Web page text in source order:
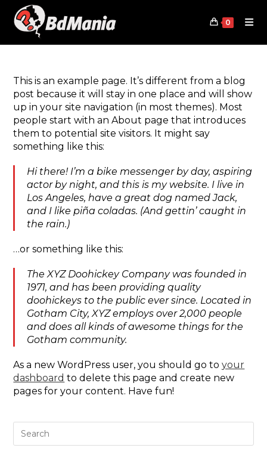
content
0
This is an example page. It’s different from a blog
post because it will stay in one place and will show
up in your site navigation (in most themes). Most
people start with an About page that introduces
them to potential site visitors. It might say
something like this:
Hi there! I’m a bike messenger by day, aspiring
actor by night, and this is my website. I live in
Los Angeles, have a great dog named Jack,
and I like piña coladas. (And gettin’ caught in
the rain.)
…or something like this:
The XYZ Doohickey Company was founded in
1971, and has been providing quality
doohickeys to the public ever since. Located in
Gotham City, XYZ employs over 2,000 people
and does all kinds of awesome things for the
Gotham community.
As a new WordPress user, you should go toyour
dashboard to delete this page and create new
pages for your content. Have fun!